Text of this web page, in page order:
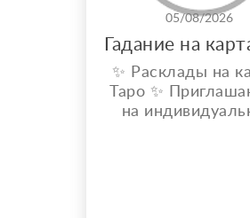
05/08/2026
✨ Расклады на
Таро ✨
на